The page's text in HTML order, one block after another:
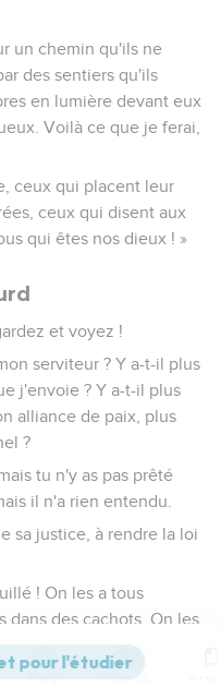
un chemin qu'ils ne
des sentiers qu'ils
en lumière devant eux
Voilà ce que je ferai,
ceux qui placent leur
ceux qui disent aux
qui êtes nos dieux ! »
et voyez !
serviteur ? Y a-t-il plus
j'envoie ? Y a-t-il plus
alliance de paix, plus
?
tu n'y as pas prêté
il n'a rien entendu.
sa justice, à rendre la loi
! On les a tous
dans des cachots. On les
les dépouille et personne
a pris.
Strong